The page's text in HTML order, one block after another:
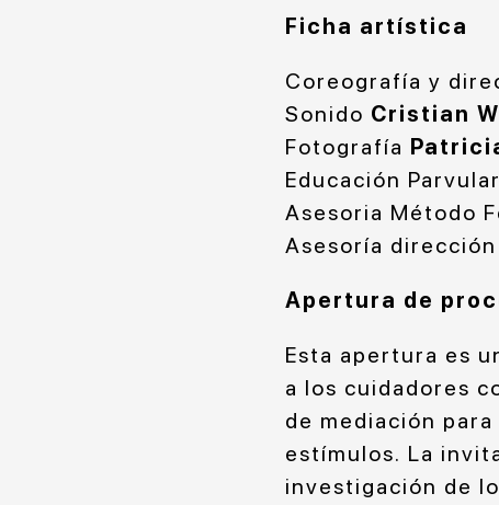
Ficha artística
Coreografía y
Sonido Cristian
Fotografía
Educación
Asesoria Método
Asesoría
Apertura de
Esta apertura es
a los cuidadores
de mediación
estímulos. La
investigación de